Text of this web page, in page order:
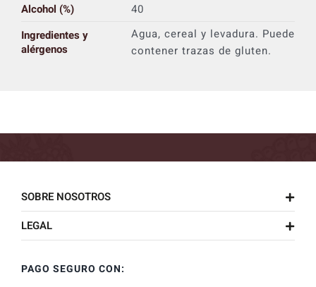
Alcohol (%)
40
Ingredientes y
alérgenos
Agua, cereal y levadura. Puede
contener trazas de gluten.
SOBRE NOSOTROS
LEGAL
PAGO SEGURO CON: